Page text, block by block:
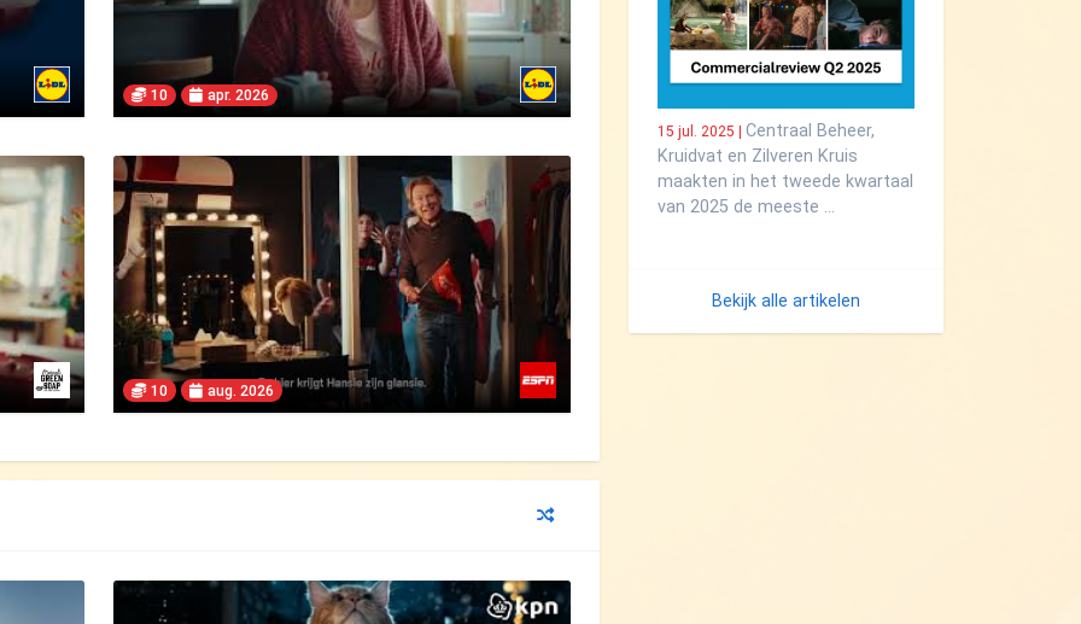
10 apr. 2026
10 aug. 2026
15 jul. 2025 | Centraal Beheer,
Kruidvat en Zilveren Kruis
maakten in het tweede kwartaal
van 2025 de meeste …
Bekijk alle artikelen